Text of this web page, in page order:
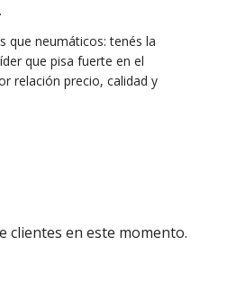
que neumáticos: tenés la
que pisa fuerte en el
relación precio, calidad y
clientes en este momento.